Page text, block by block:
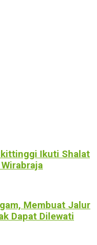
Ikuti Shalat
Membuat Jalur
Dapat Dilewati